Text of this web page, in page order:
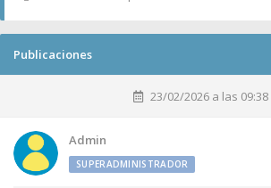
Publicaciones
23/02/2026 a las 09:38
Admin
SUPERADMINISTRADOR